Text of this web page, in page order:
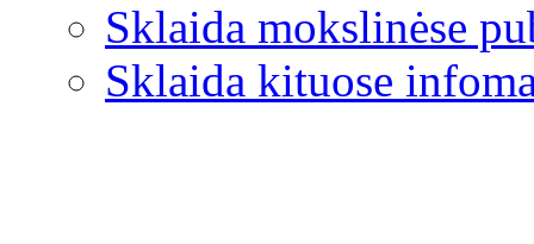
Sklaida mokslinėse
Sklaida kituose